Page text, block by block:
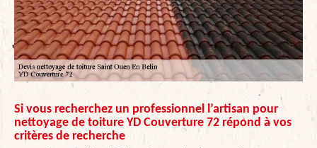
Si vous recherchez un professionnel l’artisan pour
nettoyage de toiture YD Couverture 72 répond à vos
critères de recherche